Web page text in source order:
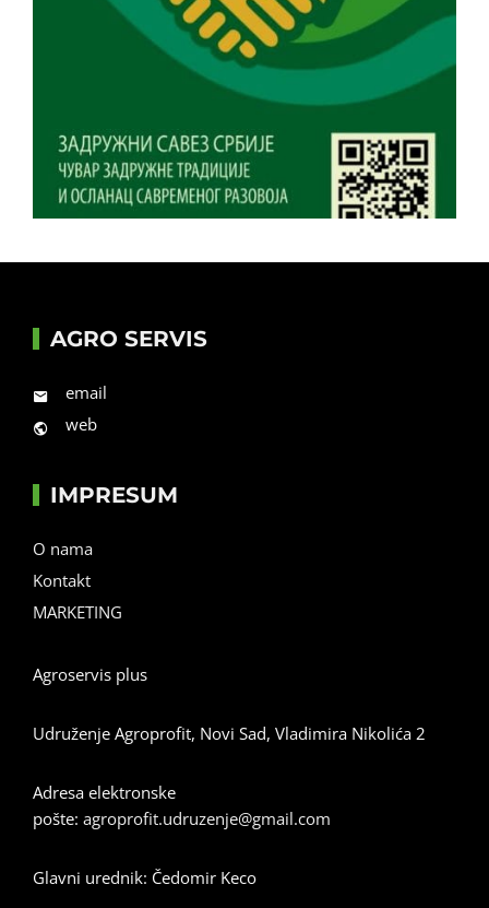
AGRO SERVIS
email
web
IMPRESUM
O nama
Kontakt
MARKETING
Agroservis plus
Udruženje Agroprofit, Novi Sad, Vladimira Nikolića 2
Adresa elektronske
pošte: agroprofit.udruzenje@gmail.com
Glavni urednik: Čedomir Keco